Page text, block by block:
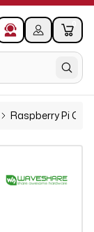
0
Raspberry Pi